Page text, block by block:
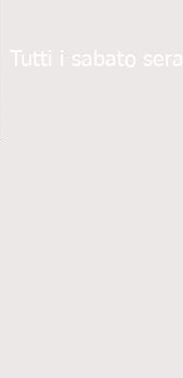
Tutti i sabato sera